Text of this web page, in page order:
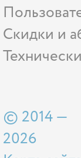
Скидки и
© 2014 —
2026